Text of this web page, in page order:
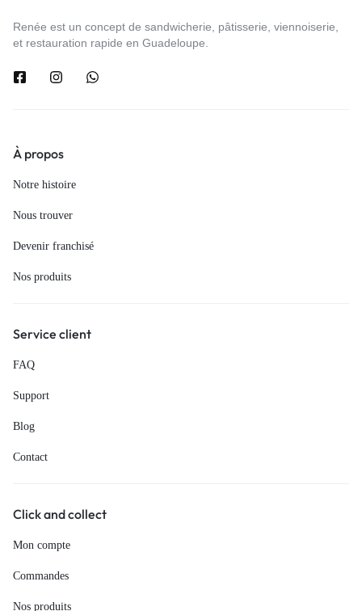
Renée est un concept de sandwicherie, pâtisserie, viennoiserie,
et restauration rapide en Guadeloupe.
À propos
Notre histoire
Nous trouver
Devenir franchisé
Nos produits
Service client
FAQ
Support
Blog
Contact
Click and collect
Mon compte
Commandes
Nos produits